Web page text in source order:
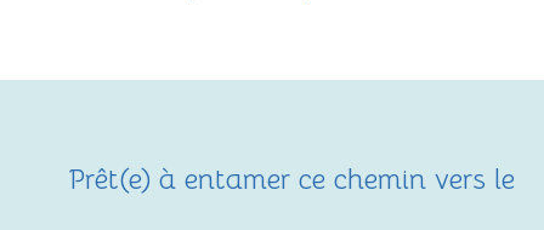
Prêt(e) à entamer ce chemin vers le